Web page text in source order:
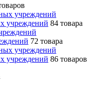
учреждений 84 товара
72 товара
учреждений 86 товаров